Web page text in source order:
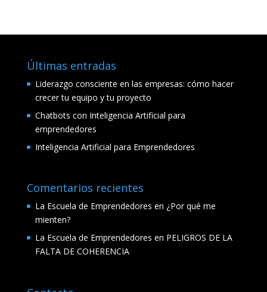
Últimas entradas
Liderazgo consciente en las empresas: cómo hacer
crecer tu equipo y tu proyecto
Chatbots con Inteligencia Artificial para
emprendedores
Inteligencia Artificial para Emprendedores
Comentarios recientes
La Escuela de Emprendedores en ¿Por qué me
mienten?
La Escuela de Emprendedores en PELIGROS DE LA
FALTA DE COHERENCIA